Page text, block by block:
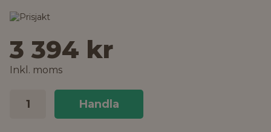
3 394 kr
Inkl. moms
Handla